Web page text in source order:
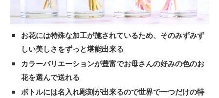
お花には特殊な加工が施されているため、そのみずみず
しい美しさをずっと堪能出来る
カラーバリエーションが豊富でお母さんの好みの色のお
花を選んで送れる
ボトルには名入れ彫刻が出来るので世界で一つだけの特